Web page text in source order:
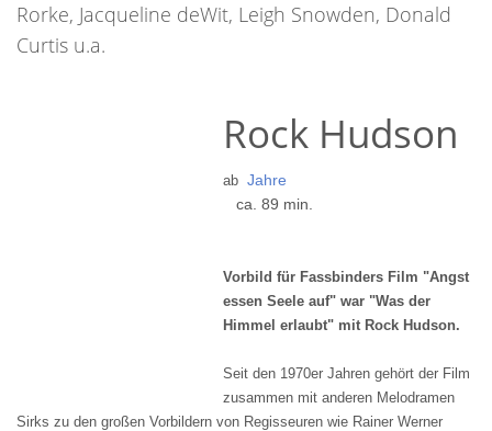
Rorke, Jacqueline deWit, Leigh Snowden, Donald
Curtis u.a.
Rock Hudson
ab Jahre
ca. 89 min.
Vorbild für Fassbinders Film "Angst
essen Seele auf" war "Was der
Himmel erlaubt" mit Rock Hudson.
Seit den 1970er Jahren gehört der Film
zusammen mit anderen Melodramen
Sirks zu den großen Vorbildern von Regisseuren wie Rainer Werner